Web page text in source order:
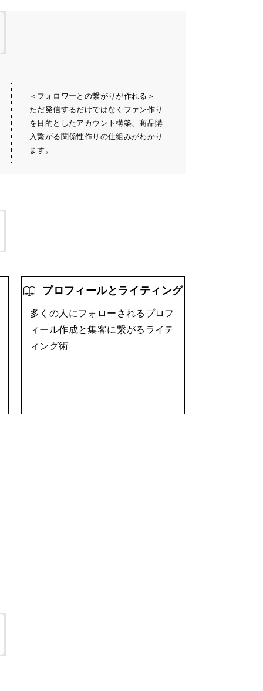
＜フォロワーとの繋がりが作れる＞
ただ発信するだけではなくファン作り
を目的としたアカウント構築、商品購
入繋がる関係性作りの仕組みがわかり
ます。
プロフィールとライティング
多くの人にフォローされるプロフ
ィール作成と集客に繋がるライテ
ィング術